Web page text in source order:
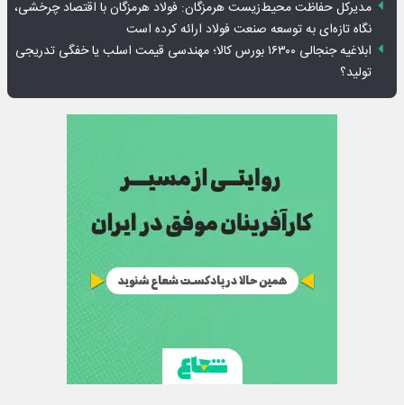
مدیرکل حفاظت محیط‌زیست هرمزگان: فولاد هرمزگان با اقتصاد چرخشی،
نگاه تازه‌ای به توسعه صنعت فولاد ارائه کرده است
ابلاغیه جنجالی ۱۶۳۰۰ بورس کالا؛ مهندسی قیمت اسلب یا خفگی تدریجی
تولید؟